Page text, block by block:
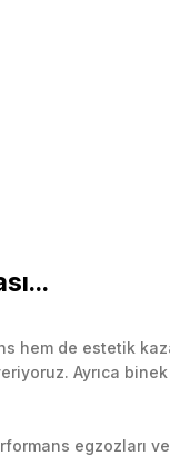
hem de estetik
Ayrıca
egzozları